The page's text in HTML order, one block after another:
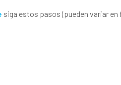
siga estos pasos (pueden variar